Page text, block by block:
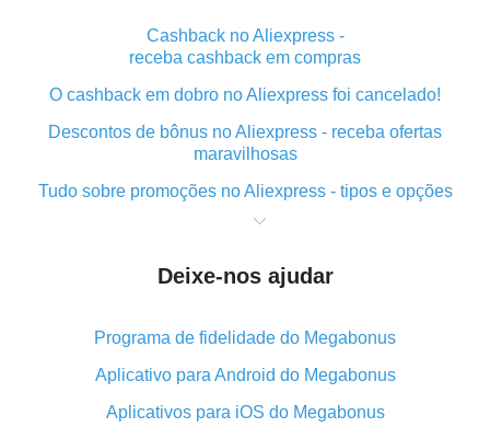
Cashback no Aliexpress -
receba cashback em compras
O cashback em dobro no Aliexpress foi cancelado!
Descontos de bônus no Aliexpress - receba ofertas
maravilhosas
Tudo sobre promoções no Aliexpress - tipos e opções
O que é "cashback" ao realizar compras no Aliexpress
O melhor lugar para baixar o cashback do Aliexpress e
Qual o plug-in de cashback do Aliexpress e quais as
suas vantagens
Cashback do aplicativo móvel do AliExpress -
vantagens do plug-in
Deixe-nos ajudar
Programa de fidelidade do Megabonus
Aplicativo para Android do Megabonus
Aplicativos para iOS do Megabonus